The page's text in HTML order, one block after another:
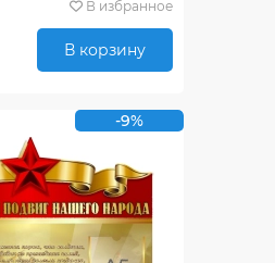
В избранное
В корзину
-9%